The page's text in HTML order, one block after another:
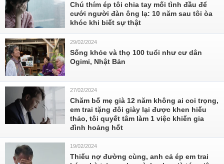
Chú thím ép tôi chia tay mối tình đầu để
cưới người đàn ông lạ: 10 năm sau tôi òa
khóc khi biết sự thật
29/02/2024
Sống khỏe và thọ 100 tuổi như cư dân
Ogimi, Nhật Bản
27/02/2024
Chăm bố mẹ già 12 năm không ai coi trọng,
em trai tặng đôi giày lại được khen hiếu
thảo, tôi quyết tâm làm 1 việc khiến gia
đình hoảng hốt
19/02/2024
Thiếu nợ đường cùng, anh cả ép em trai